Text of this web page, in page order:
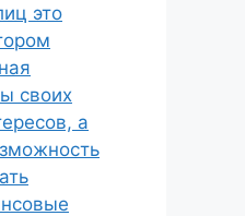
это
своих
а